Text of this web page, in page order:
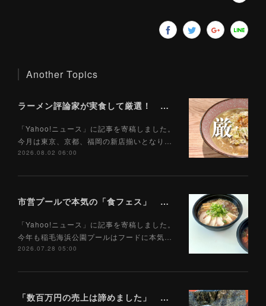
Another Topics
ラーメン評論家が実食して厳選！ 「いま絶対に食べるべきラーメン」ベスト５！【2026年８月】（ Yahoo!ニュース）8/2
「Yahoo!ニュース」に記事を寄稿しました。
今月は東京、京都、福岡の新店揃いとなり…
2026.08.02 06:00
市営プールで本気の「食フェス」 プールサイドで味わえる「ご当地麺」の実力は？（Yahoo!ニュース）7/28
「Yahoo!ニュース」に記事を寄稿しました。
今年も稲毛海浜公園プールはフードに本気…
2026.07.28 05:00
「数百万円の売上は諦めました」 全東信破産で飲食店はどうなったのか？ 被害を受けた飲食店店主に聞いた（Yahoo!ニュース）7/17